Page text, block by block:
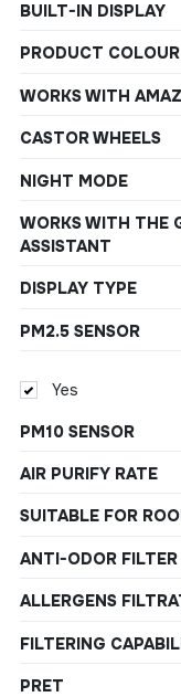
BUILT-IN DISPLAY
PRODUCT COLOUR
WORKS WITH
CASTOR WHEELS
NIGHT MODE
WORKS WITH THE
ASSISTANT
DISPLAY TYPE
PM2.5 SENSOR
Yes
PM10 SENSOR
AIR PURIFY RATE
SUITABLE FOR
ANTI-ODOR FILTER
ALLERGENS
FILTERING
PRET